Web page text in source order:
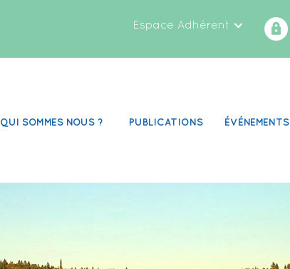
Espace Adhérent
QUI SOMMES NOUS ? PUBLICATIONS ÉVÉNEMENTS